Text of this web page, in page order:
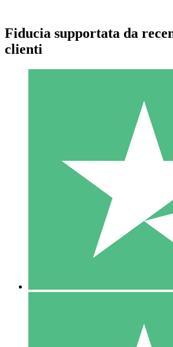
Pacchetti di Crediti
Paga a consumo con crediti di
1 Download
10
US$1500
10 Download
Fiducia supportata da
clienti